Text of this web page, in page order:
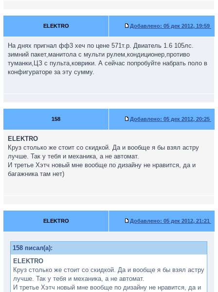
ELEKTRO Добавлено: 05 дек 2012, 19:59
На днях пригнал фф3 хеч по цене 571т.р. Двиатель 1.6 105лс.
зимний пакет,манитола с мульти рулем,кондиционер,противо
туманки,ЦЗ с пульта,коврики. А сейчас попробуйте набрать поло в
конфигураторе за эту сумму.
158 Добавлено: 05 дек 2012, 20:25
ELEKTRO
Круз столько же стоит со скидкой. Да и вообще я бы взял астру
лучше. Так у тебя и механика, а не автомат.
И третье Хэтч новый мне вообще по дизайну не нравится, да и
багажника там нет)
ELEKTRO Добавлено: 05 дек 2012, 21:21
158 писал(а):
ELEKTRO
Круз столько же стоит со скидкой. Да и вообще я бы взял астру
лучше. Так у тебя и механика, а не автомат.
И третье Хэтч новый мне вообще по дизайну не нравится, да и